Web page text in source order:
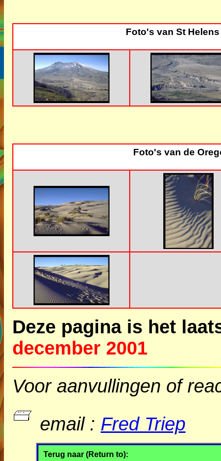
Foto's van St
Foto's van de
Deze pagina is het
december 2001
Voor aanvullingen of
email : Fred Triep
Terug naar (Return to):